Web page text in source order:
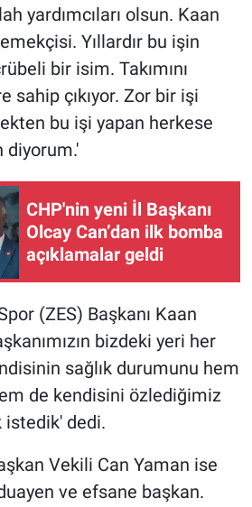
yardımcıları olsun. Kaan
Yıllardır bu işin
bir isim. Takımını
sahip çıkıyor. Zor bir işi
bu işi yapan herkese
diyorum.'
CHP'nin yeni İl Başkanı
Olcay Can’dan ilk bomba
açıklamalar geldi
(ZES) Başkanı Kaan
bizdeki yeri her
sağlık durumunu hem
de kendisini özlediğimiz
dedi.
Vekili Can Yaman ise
ve efsane başkan.